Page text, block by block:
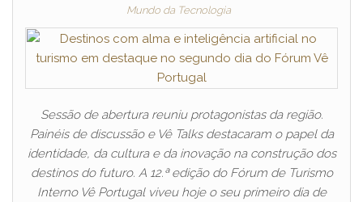
Mundo da Tecnologia
Sessão de abertura reuniu protagonistas da região.
Painéis de discussão e Vê Talks destacaram o papel da
identidade, da cultura e da inovação na construção dos
destinos do futuro. A 12.ª edição do Fórum de Turismo
Interno Vê Portugal viveu hoje o seu primeiro dia de